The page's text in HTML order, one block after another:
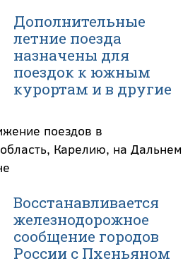
Дополнительные
летние поезда
назначены для
поездок к южным
курортам и в другие
поездов в
Карелию, на Дальнем
Восстанавливается
железнодорожное
сообщение городов
России с Пхеньяном